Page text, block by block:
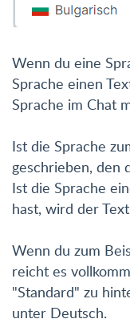
Wenn du eine
Sprache einen
Sprache im Chat
Ist die Sprache
geschrieben, den
Ist die Sprache
hast, wird der
Wenn du zum
reicht es
"Standard" zu
unter Deutsch.